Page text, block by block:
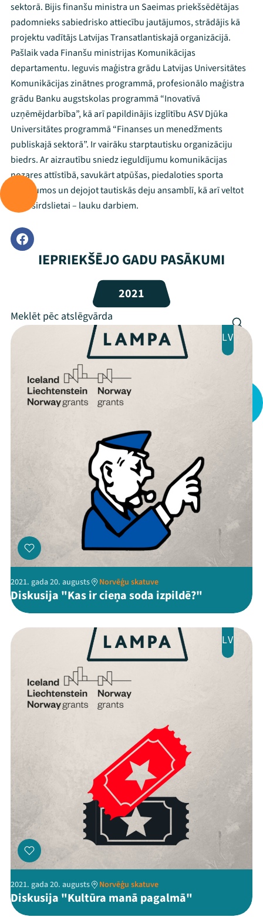
Mana programma
Festivāls
Programma
Arhīvs
Viņi bija LAMPĀ 2026
Jaunumi
Ziedo
Veikals
Kontakti
ThreadsFacebookYoutube
X Instagram
Flick
sektorā. Bijis finanšu ministra un Saeimas priekšsēdētājas
padomnieks sabiedrisko attiecību jautājumos, strādājis kā
projektu vadītājs Latvijas Transatlantiskajā organizācijā.
Pašlaik vada Finanšu ministrijas Komunikācijas
departamentu. Ieguvis maģistra grādu Latvijas Universitātes
Komunikācijas zinātnes programmā, profesionālo maģistra
grādu Banku augstskolas programmā “Inovatīvā
uzņēmējdarbība”, kā arī papildinājis izglītību ASV Djūka
Universitātes programmā “Finanses un menedžments
publiskajā sektorā”. Ir vairāku starptautisku organizāciju
biedrs. Ar aizrautību sniedz ieguldījumu komunikācijas
nozares attīstībā, savukārt atpūšas, piedaloties sporta
pasākumos un dejojot tautiskās deju ansamblī, kā arī veltot
laiku sirdslietai – lauku darbiem.
IEPRIEKŠĒJO GADU PASĀKUMI
2021
LV
2021. gada 20. augusts Norvēģu skatuve
Diskusija "Kas ir cieņa soda izpildē?"
LV
2021. gada 20. augusts Norvēģu skatuve
Diskusija "Kultūra manā pagalmā"